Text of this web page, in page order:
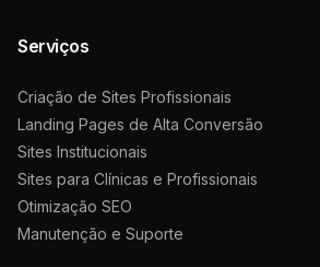
Serviços
Criação de Sites Profissionais
Landing Pages de Alta Conversão
Sites Institucionais
Sites para Clínicas e Profissionais
Otimização SEO
Manutenção e Suporte